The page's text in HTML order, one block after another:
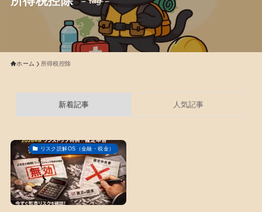
ホーム 所得税控除
新着記事 人気記事
リスク読解OS（金融・税金）